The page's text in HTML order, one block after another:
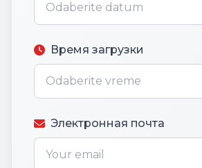
Время загрузки
Электронная почта